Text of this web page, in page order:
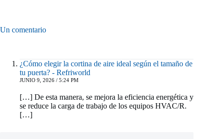
Un comentario
¿Cómo elegir la cortina de aire ideal según el tamaño de
tu puerta? - Refriworld
JUNIO 9, 2026 / 5:24 PM
[…] De esta manera, se mejora la eficiencia energética y
se reduce la carga de trabajo de los equipos HVAC/R.
[…]